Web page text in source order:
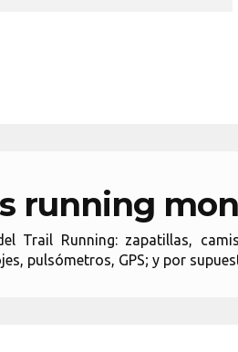
running
Running: zapatillas,
pulsómetros, GPS; y por